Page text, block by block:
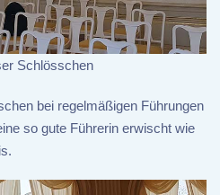
Schlösschen
bei regelmäßigen Führungen
so gute Führerin erwischt wie